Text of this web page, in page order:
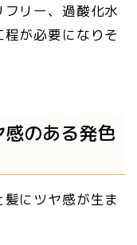
リー、過酸化水
が必要になりそ
のある発色
にツヤ感が生ま